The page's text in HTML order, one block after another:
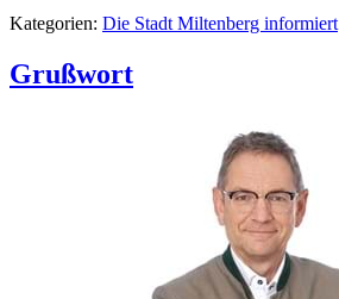
Kategorien: Die Stadt Miltenberg informiert
Grußwort